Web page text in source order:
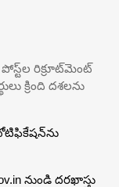
రిక్రూట్‌మెంట్
క్రింది దశలను
నుండి దరఖాస్తు